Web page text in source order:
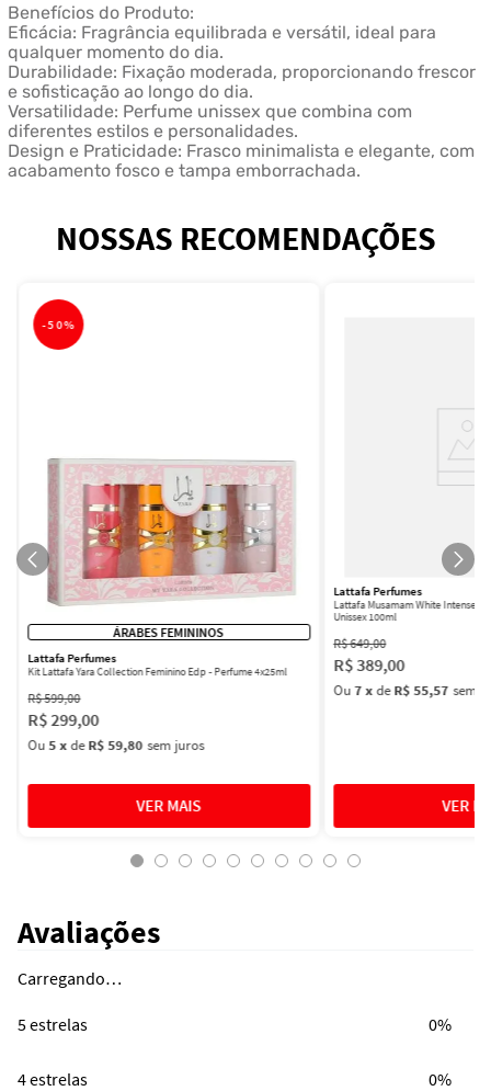
Benefícios do Produto:
Eficácia: Fragrância equilibrada e versátil, ideal para
qualquer momento do dia.
Durabilidade: Fixação moderada, proporcionando frescor
e sofisticação ao longo do dia.
Versatilidade: Perfume unissex que combina com
diferentes estilos e personalidades.
Design e Praticidade: Frasco minimalista e elegante, com
acabamento fosco e tampa emborrachada.
NOSSAS RECOMENDAÇÕES
-50%
ÁRABES FEMININOS
Lattafa Perfumes
Kit Lattafa Yara Collection Feminino Edp - Perfume 4x25ml
R$599,00
R$ 299,00
Ou5 xdeR$ 59,80 sem juros
Lattafa Perfumes
Lattafa Musamam White Intense
Unissex 100ml
R$649,00
R$389,00
Ou7xdeR$ 55,57 sem
Avaliações
Carregando…
5 estrelas 0%
4 estrelas 0%